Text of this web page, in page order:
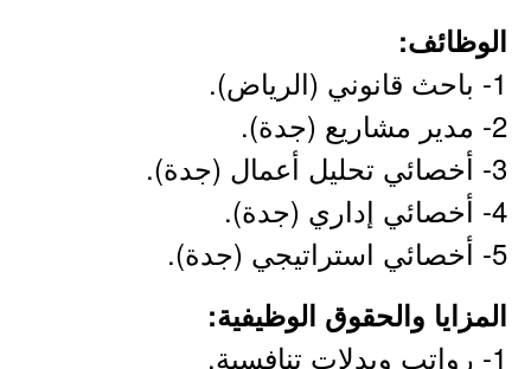
الوظائف:
1- باحث قانوني (الرياض).
2- مدير مشاريع (جدة).
3- أخصائي تحليل أعمال (جدة).
4- أخصائي إداري (جدة).
5- أخصائي استراتيجي (جدة).
المزايا والحقوق الوظيفية:
1- رواتب وبدلات تنافسية.